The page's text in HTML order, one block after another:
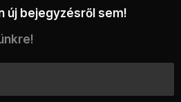
új bejegyzésről sem!